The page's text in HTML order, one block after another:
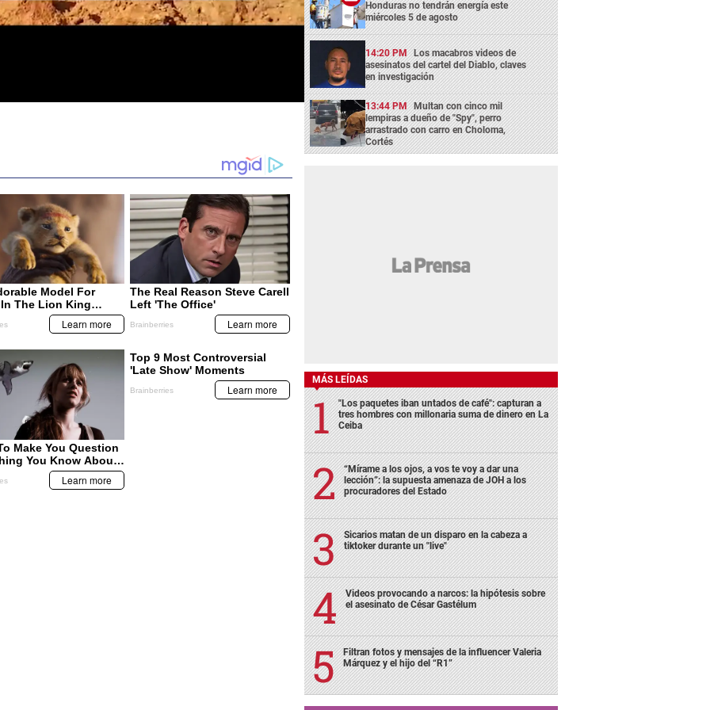
Honduras no tendrán energía este
miércoles 5 de agosto
14:20 PM Los macabros videos de
asesinatos del cartel del Diablo, claves
en investigación
13:44 PM Multan con cinco mil
lempiras a dueño de "Spy", perro
arrastrado con carro en Choloma,
Cortés
MÁS LEÍDAS
"Los paquetes iban untados de café": capturan a
tres hombres con millonaria suma de dinero en La
Ceiba
“Mírame a los ojos, a vos te voy a dar una
lección”: la supuesta amenaza de JOH a los
procuradores del Estado
Sicarios matan de un disparo en la cabeza a
tiktoker durante un "live"
Videos provocando a narcos: la hipótesis sobre
el asesinato de César Gastélum
Filtran fotos y mensajes de la influencer Valeria
Márquez y el hijo del “R1”